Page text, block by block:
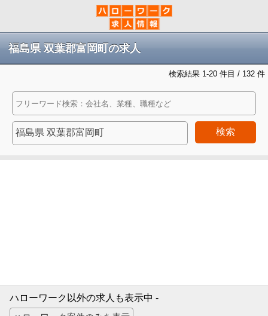
福島県 双葉郡富岡町の求人
検索結果 1-20 件目 / 132 件
検索
ハローワーク以外の求人も表示中 -